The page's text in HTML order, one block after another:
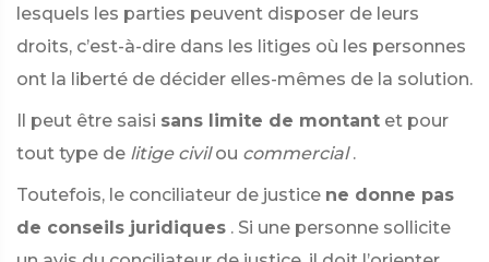
lesquels les parties peuvent disposer de leurs
droits, c’est-à-dire dans les litiges où les personnes
ont la liberté de décider elles-mêmes de la solution.
Il peut être saisi sans limite de montant et pour
tout type de litige civil ou commercial .
Toutefois, le conciliateur de justice ne donne pas
de conseils juridiques . Si une personne sollicite